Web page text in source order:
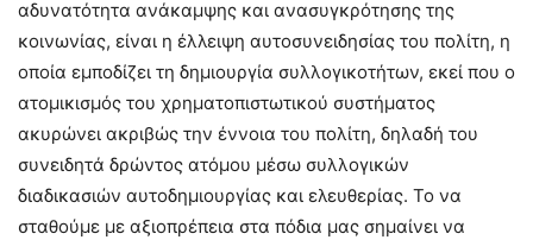
αδυνατότητα ανάκαμψης και ανασυγκρότησης της
κοινωνίας, είναι η έλλειψη αυτοσυνειδησίας του πολίτη, η
οποία εμποδίζει τη δημιουργία συλλογικοτήτων, εκεί που ο
ατομικισμός του χρηματοπιστωτικού συστήματος
ακυρώνει ακριβώς την έννοια του πολίτη, δηλαδή του
συνειδητά δρώντος ατόμου μέσω συλλογικών
διαδικασιών αυτοδημιουργίας και ελευθερίας. Το να
σταθούμε με αξιοπρέπεια στα πόδια μας σημαίνει να